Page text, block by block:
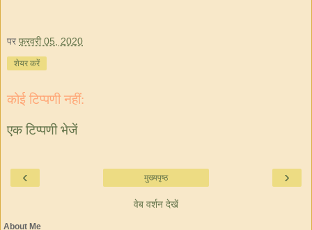
पर फ़रवरी 05, 2020
शेयर करें
कोई टिप्पणी नहीं:
एक टिप्पणी भेजें
‹ ›
मुख्यपृष्ठ
वेब वर्शन देखें
About Me